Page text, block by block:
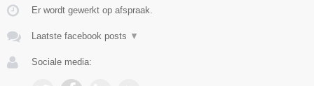
Er wordt gewerkt op afspraak.
Laatste facebook posts ▼
Sociale media: